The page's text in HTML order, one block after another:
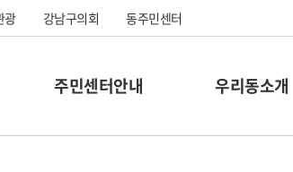
광 강남구의회 동주민센터
주민센터안내 우리동소개